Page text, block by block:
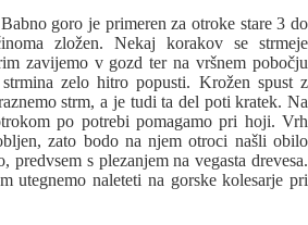
goro je primeren za otroke stare 3 do
zložen. Nekaj korakov se strmeje
zavijemo v gozd ter na vršnem pobočju
zelo hitro popusti. Krožen spust z
strm, a je tudi ta del poti kratek. Na
po potrebi pomagamo pri hoji. Vrh
zato bodo na njem otroci našli obilo
predvsem s plezanjem na vegasta drevesa.
utegnemo naleteti na gorske kolesarje pri